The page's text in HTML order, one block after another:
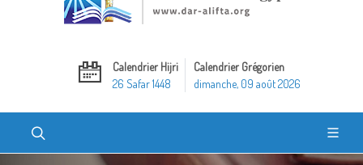
Calendrier Hijri
26 Safar 1448
Calendrier Grégorien
dimanche, 09 août 2026